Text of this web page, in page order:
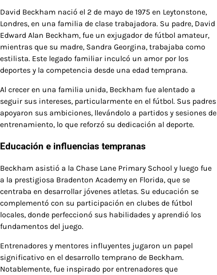
David Beckham nació el 2 de mayo de 1975 en Leytonstone,
Londres, en una familia de clase trabajadora. Su padre, David
Edward Alan Beckham, fue un exjugador de fútbol amateur,
mientras que su madre, Sandra Georgina, trabajaba como
estilista. Este legado familiar inculcó un amor por los
deportes y la competencia desde una edad temprana.
Al crecer en una familia unida, Beckham fue alentado a
seguir sus intereses, particularmente en el fútbol. Sus padres
apoyaron sus ambiciones, llevándolo a partidos y sesiones de
entrenamiento, lo que reforzó su dedicación al deporte.
Educación e influencias tempranas
Beckham asistió a la Chase Lane Primary School y luego fue
a la prestigiosa Bradenton Academy en Florida, que se
centraba en desarrollar jóvenes atletas. Su educación se
complementó con su participación en clubes de fútbol
locales, donde perfeccionó sus habilidades y aprendió los
fundamentos del juego.
Entrenadores y mentores influyentes jugaron un papel
significativo en el desarrollo temprano de Beckham.
Notablemente, fue inspirado por entrenadores que